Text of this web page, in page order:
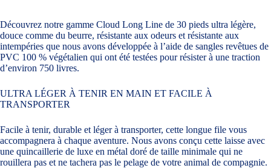
Découvrez notre gamme Cloud Long Line de 30 pieds ultra légère,
douce comme du beurre, résistante aux odeurs et résistante aux
intempéries que nous avons développée à l’aide de sangles revêtues de
PVC 100 % végétalien qui ont été testées pour résister à une traction
d’environ 750 livres.
ULTRA LÉGER À TENIR EN MAIN ET FACILE À
TRANSPORTER
Facile à tenir, durable et léger à transporter, cette longue file vous
accompagnera à chaque aventure. Nous avons conçu cette laisse avec
une quincaillerie de luxe en métal doré de taille minimale qui ne
rouillera pas et ne tachera pas le pelage de votre animal de compagnie.